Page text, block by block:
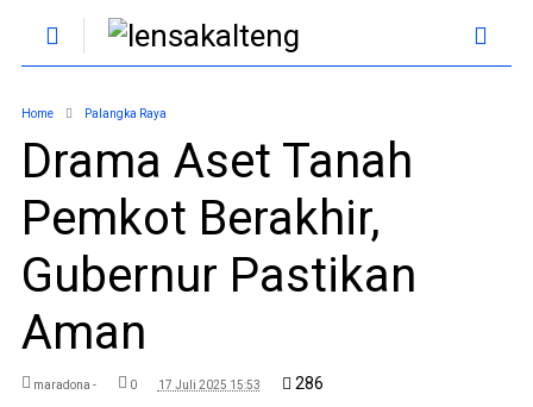
Home Palangka Raya
Drama Aset Tanah
Pemkot Berakhir,
Gubernur Pastikan
Aman
maradona - 0 17 Juli 2025 15:53 286